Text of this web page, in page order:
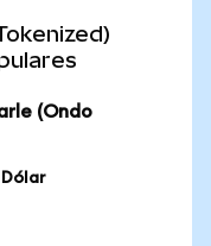
(Ondo